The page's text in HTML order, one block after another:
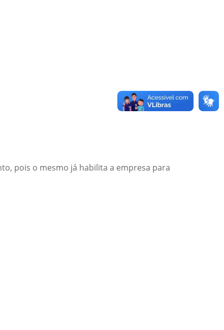
pois o mesmo já habilita a empresa para